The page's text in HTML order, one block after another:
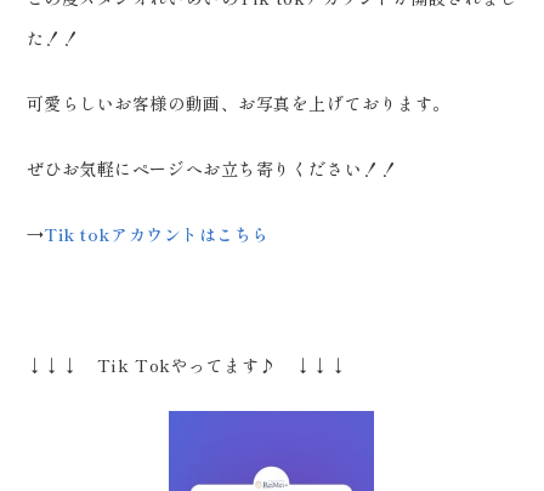
た！！
可愛らしいお客様の動画、お写真を上げております。
ぜひお気軽にページへお立ち寄りください！！
→Tik tokアカウントはこちら
↓↓↓ Tik Tokやってます♪ ↓↓↓